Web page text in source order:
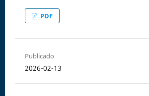
PDF
Publicado
2026-02-13